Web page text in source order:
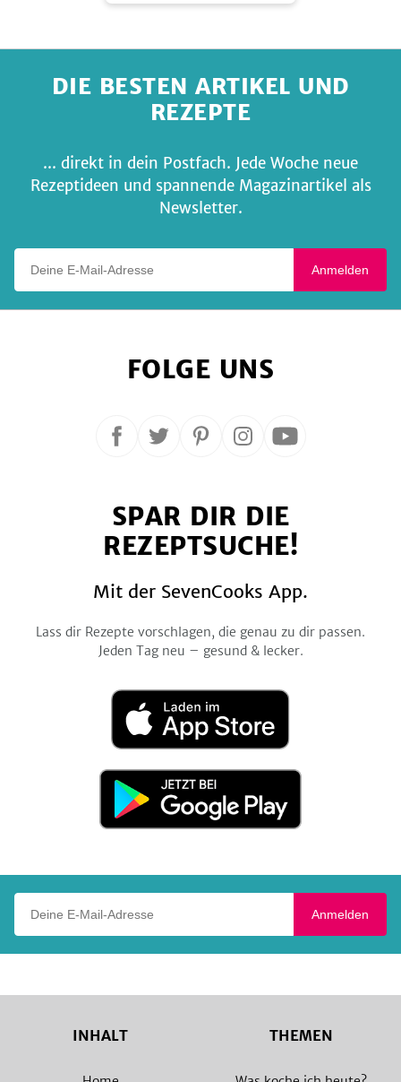
Risotto
DIE BESTEN ARTIKEL UND
REZEPTE
... direkt in dein Postfach. Jede Woche neue
Rezeptideen und spannende Magazinartikel als
Newsletter.
Anmelden
FOLGE UNS
Folge
Facebook
Folge
Twitter
Folge
Pinterest
Folge
Instagram
Folge
YouTube
SPAR DIR DIE
REZEPTSUCHE!
Mit der SevenCooks App.
Lass dir Rezepte vorschlagen, die genau zu dir passen.
Jeden Tag neu – gesund & lecker.
Laden
im
App
Jetzt
Google
Anmelden
INHALT THEMEN